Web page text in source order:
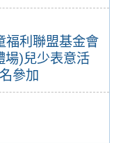
福利聯盟基金會
場)兒少表意活
參加